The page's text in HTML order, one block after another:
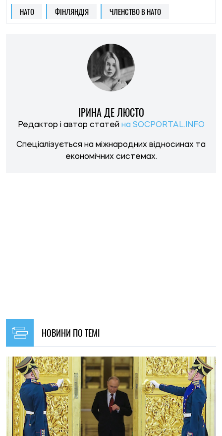
НАТО ФІНЛЯНДІЯ ЧЛЕНСТВО В НАТО
ІРИНА ДЕ ЛЮСТО
Редактор і автор статей на SOCPORTAL.INFO
Спеціалізується на міжнародних відносинах та
економічних системах.
НОВИНИ ПО ТЕМІ